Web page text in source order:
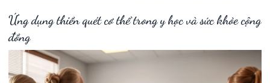
Ứng dụng thiền quét cơ thể trong y học và sức khỏe cộng
đồng